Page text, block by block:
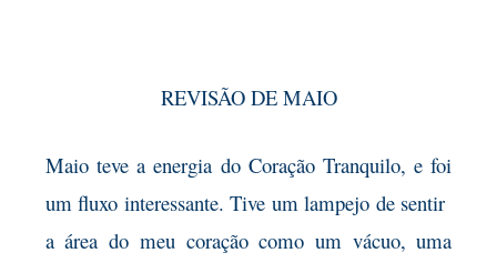
REVISÃO DE MAIO
Maio teve a energia do Coração Tranquilo, e foi
um fluxo interessante. Tive um lampejo de sentir
a área do meu coração como um vácuo, uma